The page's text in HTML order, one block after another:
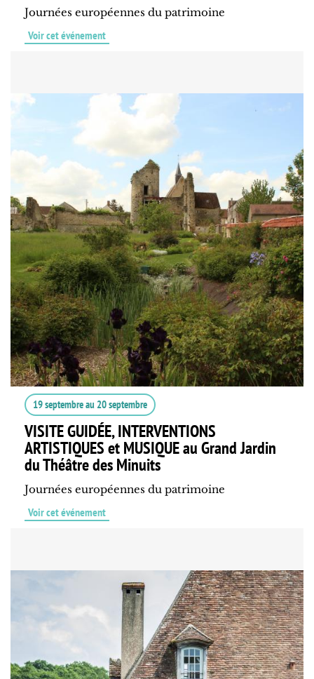
Journées européennes du patrimoine
Voir cet événement
19 septembreau 20 septembre
VISITE GUIDÉE, INTERVENTIONS
ARTISTIQUES et MUSIQUE au Grand Jardin
du Théâtre des Minuits
Journées européennes du patrimoine
Voir cet événement